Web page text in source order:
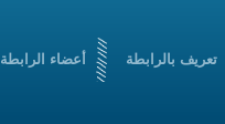
تعريف بالرابطة أعضاء الرابطة